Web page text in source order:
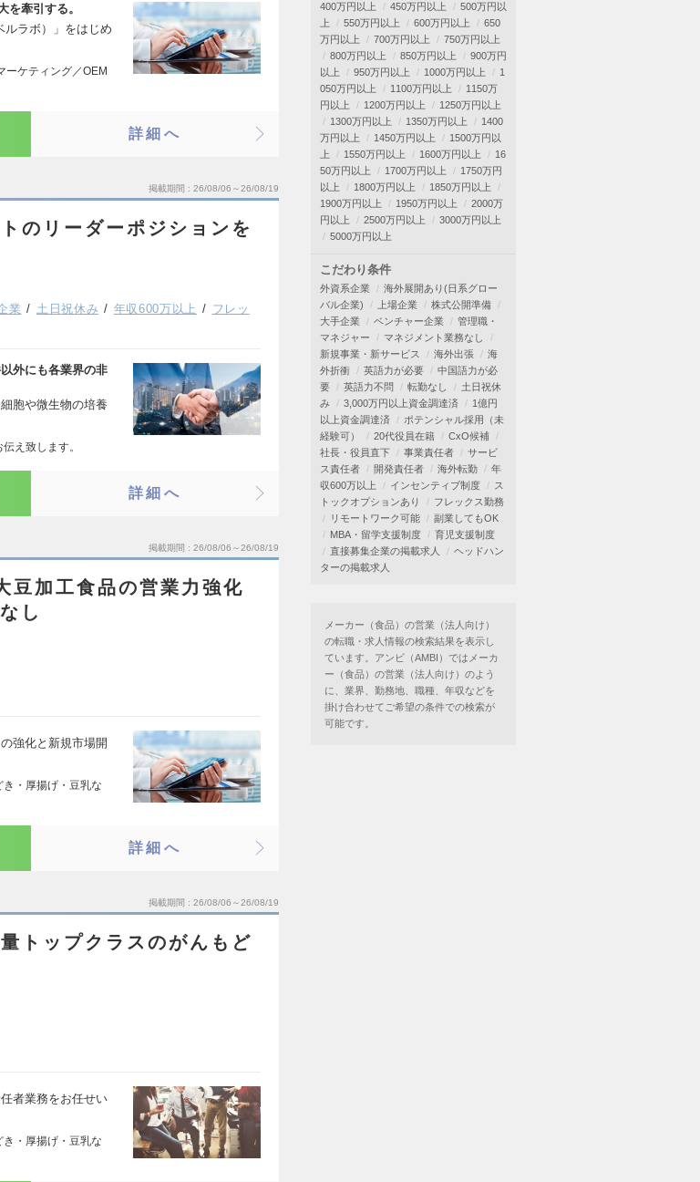
牽引する。
ルラボ）」をはじめ
ーケティング／OEM
詳細へ
掲載期間 26/08/06～26/08/19
のリーダーポジションを
業 土日祝休み 年収600万以上
フレッ
外にも各業界の非
胞や微生物の培養
え致します。
詳細へ
掲載期間 26/08/06～26/08/19
豆加工食品の営業力強化
し
強化と新規市場開
・厚揚げ・豆乳な
詳細へ
掲載期間 26/08/06～26/08/19
トップクラスのがんもど
者業務をお任せい
・厚揚げ・豆乳な
400万円以上 450万円以上
500万円以
上
550万円以上 600万円以上
650
万円以上
700万円以上
750万円以上
800万円以上
850万円以上
900万円
以上
950万円以上 1000万円以上
1
050万円以上
1100万円以上
1150万
円以上
1200万円以上
1250万円以上
1300万円以上
1350万円以上
1400
万円以上
1450万円以上
1500万円以
上
1550万円以上 1600万円以上
16
50万円以上
1700万円以上
1750万円
以上
1800万円以上
1850万円以上
1900万円以上
1950万円以上
2000万
円以上
2500万円以上
3000万円以上
5000万円以上
こだわり条件
外資系企業
海外展開あり(日系グロー
バル企業)
上場企業
株式公開準備
大手企業
ベンチャー企業
管理職・
マネジャー
マネジメント業務なし
新規事業・新サービス
海外出張
海
外折衝
英語力が必要
中国語力が必
要
英語力不問 転勤なし
土日祝休
み
3,000万円以上資金調達済
1億円
以上資金調達済
ポテンシャル採用（未
経験可）
20代役員在籍
CxO候補
社長・役員直下
事業責任者
サービ
ス責任者
開発責任者 海外転勤
年
収600万以上
インセンティブ制度
ス
トックオプションあり
フレックス勤務
リモートワーク可能
副業してもOK
MBA・留学支援制度
育児支援制度
直接募集企業の掲載求人
ヘッドハン
ターの掲載求人
メーカー（食品）の営業（法人向け）
の転職・求人情報の検索結果を表示し
ています。アンビ（AMBI）ではメーカ
ー（食品）の営業（法人向け）のよう
に、業界、勤務地、職種、年収などを
掛け合わせてご希望の条件での検索が
可能です。